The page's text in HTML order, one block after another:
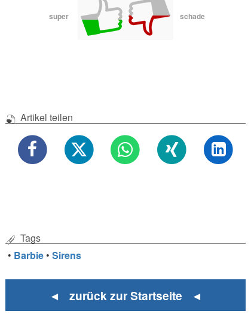
super schade
Artikel teilen
Tags
• Barbie •Sirens
◄ zurück zur Startseite ◄